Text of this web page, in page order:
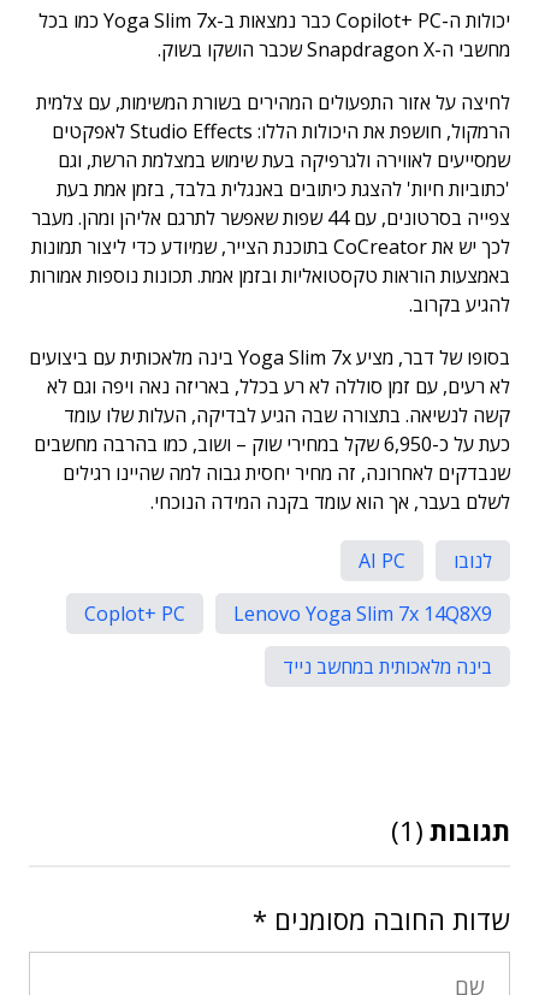
יכולות ה-Copilot+ PC כבר נמצאות ב-Yoga Slim 7x כמו בכל
מחשבי ה-Snapdragon X שכבר הושקו בשוק.
לחיצה על אזור התפעולים המהירים בשורת המשימות, עם צלמית
הרמקול, חושפת את היכולות הללו: Studio Effects לאפקטים
שמסייעים לאווירה ולגרפיקה בעת שימוש במצלמת הרשת, וגם
'כתוביות חיות' להצגת כיתובים באנגלית בלבד, בזמן אמת בעת
צפייה בסרטונים, עם 44 שפות שאפשר לתרגם אליהן ומהן. מעבר
לכך יש את CoCreator בתוכנת הצייר, שמיודע כדי ליצור תמונות
באמצעות הוראות טקסטואליות ובזמן אמת. תכונות נוספות אמורות
להגיע בקרוב.
בסופו של דבר, מציע Yoga Slim 7x בינה מלאכותית עם ביצועים
לא רעים, עם זמן סוללה לא רע בכלל, באריזה נאה ויפה וגם לא
קשה לנשיאה. בתצורה שבה הגיע לבדיקה, העלות שלו עומד
כעת על כ-6,950 שקל במחירי שוק – ושוב, כמו בהרבה מחשבים
שנבדקים לאחרונה, זה מחיר יחסית גבוה למה שהיינו רגילים
לשלם בעבר, אך הוא עומד בקנה המידה הנוכחי.
לנובו
AI PC
Lenovo Yoga Slim 7x 14Q8X9
Coplot+ PC
בינה מלאכותית במחשב נייד
תגובות (1)
שדות החובה מסומנים *